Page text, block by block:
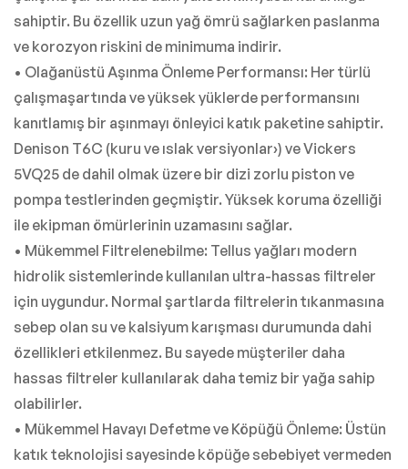
sahiptir. Bu özellik uzun yağ ömrü sağlarken paslanma
ve korozyon riskini de minimuma indirir.
• Olağanüstü Aşınma Önleme Performansı: Her türlü
çalışmaşartında ve yüksek yüklerde performansını
kanıtlamış bir aşınmayı önleyici katık paketine sahiptir.
Denison T6C (kuru ve ıslak versiyonlar›) ve Vickers
5VQ25 de dahil olmak üzere bir dizi zorlu piston ve
pompa testlerinden geçmiştir. Yüksek koruma özelliği
ile ekipman ömürlerinin uzamasını sağlar.
• Mükemmel Filtrelenebilme: Tellus yağları modern
hidrolik sistemlerinde kullanılan ultra-hassas filtreler
için uygundur. Normal şartlarda filtrelerin tıkanmasına
sebep olan su ve kalsiyum karışması durumunda dahi
özellikleri etkilenmez. Bu sayede müşteriler daha
hassas filtreler kullanılarak daha temiz bir yağa sahip
olabilirler.
• Mükemmel Havayı Defetme ve Köpüğü Önleme: Üstün
katık teknolojisi sayesinde köpüğe sebebiyet vermeden